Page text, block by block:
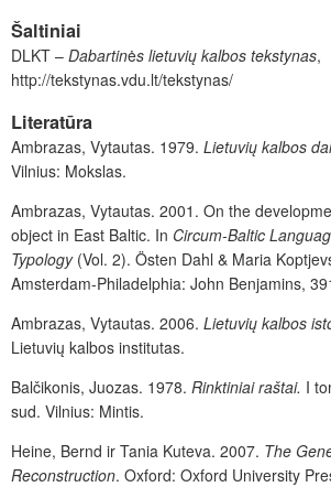
Šaltiniai
DLKT – Dabartinės lietuvių kalbos tekstynas,
http://tekstynas.vdu.lt/tekstynas/
Literatūra
Ambrazas, Vytautas. 1979. Lietuvių kalbos
Vilnius: Mokslas.
Ambrazas, Vytautas. 2001. On the
object in East Baltic. In Circum-Baltic
Typology (Vol. 2). Östen Dahl & Maria
Amsterdam-Philadelphia: John Benjamins,
Ambrazas, Vytautas. 2006. Lietuvių kalbos
Lietuvių kalbos institutas.
Balčikonis, Juozas. 1978. Rinktiniai raštai. I
sud. Vilnius: Mintis.
Heine, Bernd ir Tania Kuteva. 2007. The
Reconstruction. Oxford: Oxford University